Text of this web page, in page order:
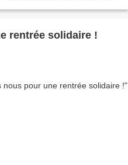
rentrée solidaire !